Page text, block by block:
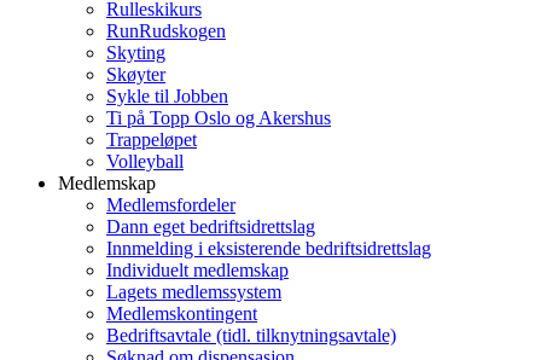
Rulleskikurs
RunRudskogen
Skyting
Skøyter
Sykle til Jobben
Ti på Topp Oslo og Akershus
Trappeløpet
Volleyball
Medlemskap
Medlemsfordeler
Dann eget bedriftsidrettslag
Innmelding i eksisterende bedriftsidrettslag
Individuelt medlemskap
Lagets medlemssystem
Medlemskontingent
Bedriftsavtale (tidl. tilknytningsavtale)